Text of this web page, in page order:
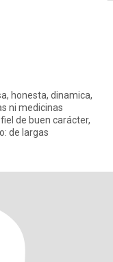
honesta, dinamica,
de buen carácter,
divertida luluruizsarArrobagm.com Disfruto: de largas